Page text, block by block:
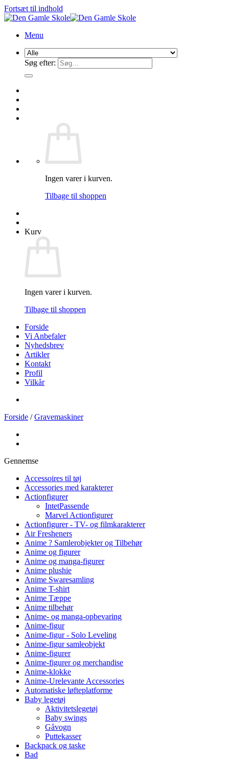
Fortsæt til indhold
Menu
Søg efter:
Ingen varer i kurven.
Tilbage til shoppen
Kurv
Ingen varer i kurven.
Tilbage til shoppen
Forside
Vi Anbefaler
Nyhedsbrev
Artikler
Kontakt
Profil
Vilkår
Forside / Gravemaskiner
Gennemse
Accessoires til tøj
Accessories med karakterer
Actionfigurer
IntetPassende
Marvel Actionfigurer
Actionfigurer - TV- og filmkarakterer
Air Fresheners
Anime ? Samlerobjekter og Tilbehør
Anime og figurer
Anime og manga-figurer
Anime plushie
Anime Swaresamling
Anime T-shirt
Anime Tæppe
Anime tilbehør
Anime- og manga-opbevaring
Anime-figur
Anime-figur - Solo Leveling
Anime-figur samleobjekt
Anime-figurer
Anime-figurer og merchandise
Anime-klokke
Anime-Urelevante Accessories
Automatiske løfteplatforme
Baby legetøj
Aktivitetslegetøj
Baby swings
Gåvogn
Puttekasser
Backpack og taske
Bad